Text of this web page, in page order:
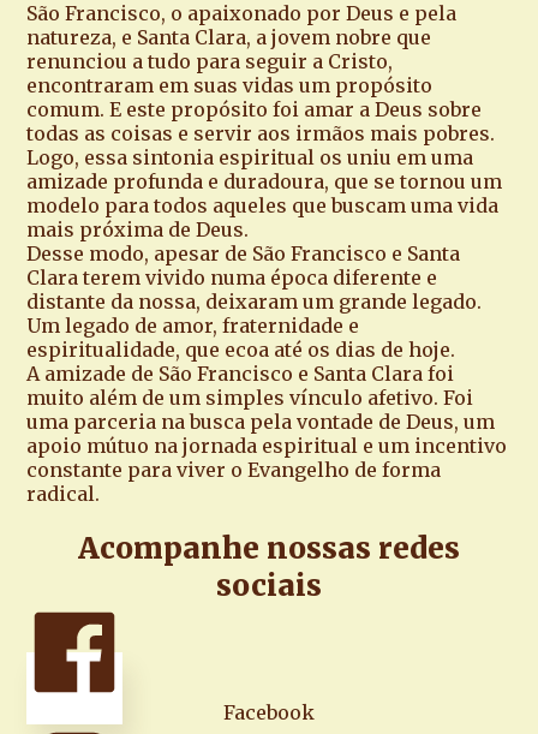
São Francisco, o apaixonado por Deus e pela
natureza, e Santa Clara, a jovem nobre que
renunciou a tudo para seguir a Cristo,
encontraram em suas vidas um propósito
comum. E este propósito foi amar a Deus sobre
todas as coisas e servir aos irmãos mais pobres.
Logo, essa sintonia espiritual os uniu em uma
amizade profunda e duradoura, que se tornou um
modelo para todos aqueles que buscam uma vida
mais próxima de Deus.
Desse modo, apesar de São Francisco e Santa
Clara terem vivido numa época diferente e
distante da nossa, deixaram um grande legado.
Um legado de amor, fraternidade e
espiritualidade, que ecoa até os dias de hoje.
A amizade de São Francisco e Santa Clara foi
muito além de um simples vínculo afetivo. Foi
uma parceria na busca pela vontade de Deus, um
apoio mútuo na jornada espiritual e um incentivo
constante para viver o Evangelho de forma
radical.
Acompanhe nossas redes
sociais
Facebook